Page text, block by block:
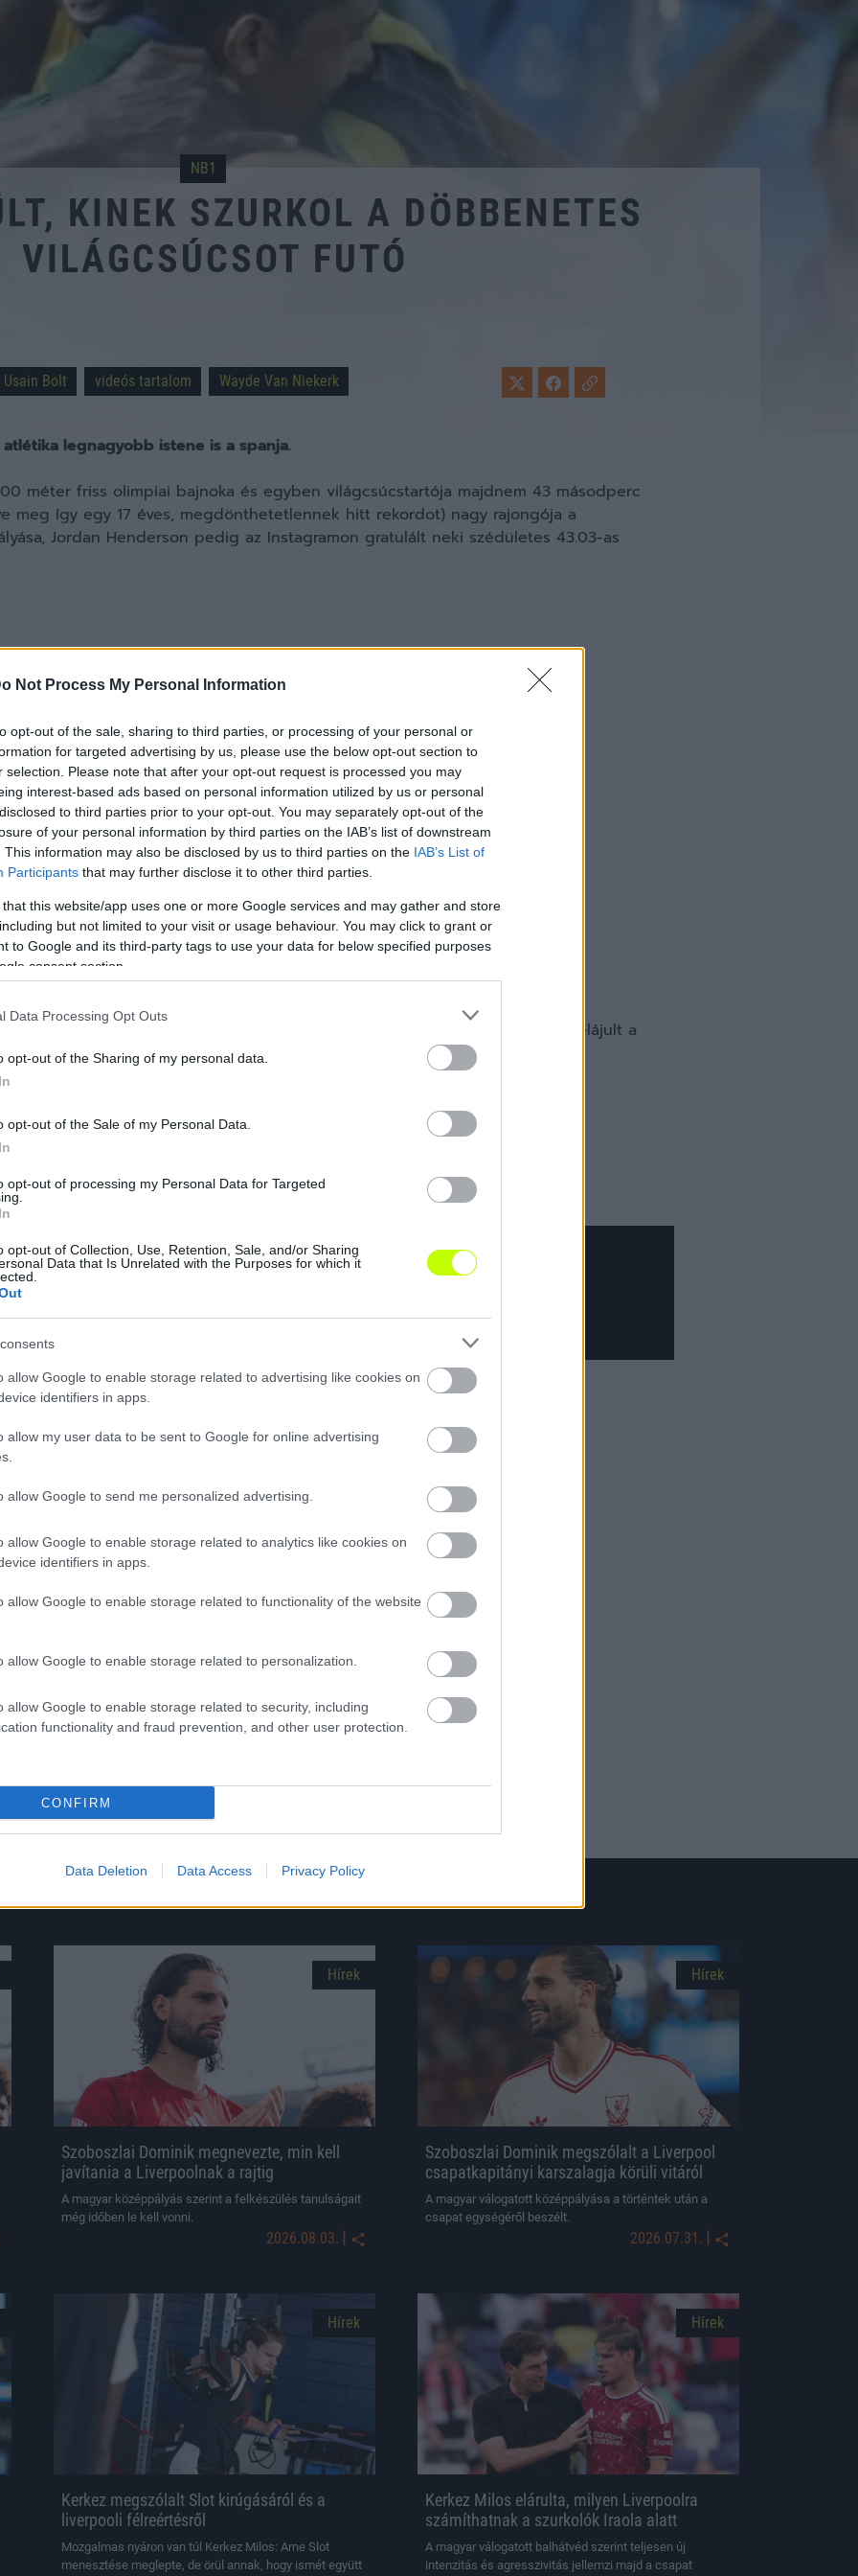
Not Process My Personal Information
opt-out of the sale, sharing to third parties, or processing of your personal or
for targeted advertising by us, please use the below opt-out section to
selection. Please note that after your opt-out request is processed you may
interest-based ads based on personal information utilized by us or personal
to third parties prior to your opt-out. You may separately opt-out of the
of your personal information by third parties on the IAB’s list of downstream
This information may also be disclosed by us to third parties on the IAB’s List of
Participants that may further disclose it to other third parties.
that this website/app uses one or more Google services and may gather and store
but not limited to your visit or usage behaviour. You may click to grant or
to Google and its third-party tags to use your data for below specified purposes
consent section.
Data Processing Opt Outs
opt-out of the Sharing of my personal data.
opt-out of the Sale of my Personal Data.
opt-out of processing my Personal Data for Targeted
opt-out of Collection, Use, Retention, Sale, and/or Sharing
Data that Is Unrelated with the Purposes for which it
allow Google to enable storage related to advertising like cookies on
identifiers in apps.
allow my user data to be sent to Google for online advertising
allow Google to send me personalized advertising.
allow Google to enable storage related to analytics like cookies on
identifiers in apps.
allow Google to enable storage related to functionality of the website
allow Google to enable storage related to personalization.
allow Google to enable storage related to security, including
functionality and fraud prevention, and other user protection.
CONFIRM
Data Deletion Data Access Privacy Policy
NB1
KINEK SZURKOL A DÖBBENETES
VILÁGCSÚCSOT FUTÓ
Usain Bolt videós tartalom Wayde Van Niekerk
legnagyobb istene is a spanja.
méter friss olimpiai bajnoka és egyben világcsúcstartója majdnem 43 másodperc
meg így egy 17 éves, megdönthetetlennek hitt rekordot) nagy rajongója a
Jordan Henderson pedig az Instagramon gratulált neki szédületes 43.03-as
mutatja – nem mellesleg Usain Bolt, aki az egyik legjobb barátja, majdnem elájult a
to Wayde van Niekerk’s WR 43.03 in the
(@Stephen__Nelson)2016. augusztus 15.
0%
KAPCSOLÓDÓ HÍREK
Hírek
Szoboszlai Dominik megnevezte, min kell
javítania a Liverpoolnak a rajtig
A magyar középpályás szerint a felkészülés tanulságait
még időben le kell vonni.
2026.08.03. |
Hírek
Szoboszlai Dominik megszólalt a Liverpool
csapatkapitányi karszalagja körüli vitáról
A magyar válogatott középpályása a történtek után a
csapat egységéről beszélt.
2026.07.31. |
Hírek
Kerkez megszólalt Slot kirúgásáról és a
liverpooli félreértésről
Mozgalmas nyáron van túl Kerkez Milos: Arne Slot
menesztése meglepte, de örül annak, hogy ismét együtt
Hírek
Kerkez Milos elárulta, milyen Liverpoolra
számíthatnak a szurkolók Iraola alatt
A magyar válogatott balhátvéd szerint teljesen új
intenzitás és agresszivitás jellemzi majd a csapat